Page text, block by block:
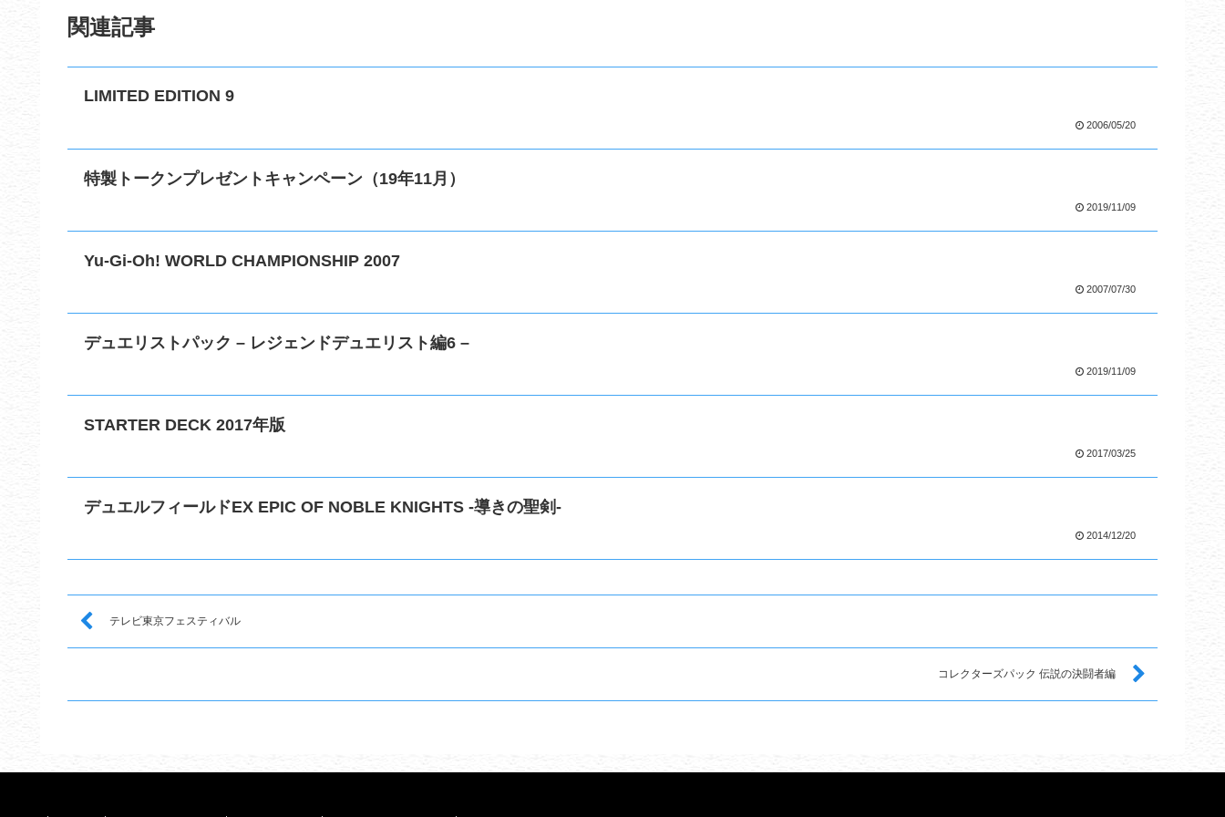
関連記事
LIMITED EDITION 9
2006/05/20
特製トークンプレゼントキャンペーン（19年11月）
2019/11/09
Yu-Gi-Oh! WORLD CHAMPIONSHIP 2007
2007/07/30
デュエリストパック – レジェンドデュエリスト編6 –
2019/11/09
STARTER DECK 2017年版
2017/03/25
デュエルフィールドEX EPIC OF NOBLE KNIGHTS -導きの聖剣-
2014/12/20
テレビ東京フェスティバル
コレクターズパック 伝説の決闘者編